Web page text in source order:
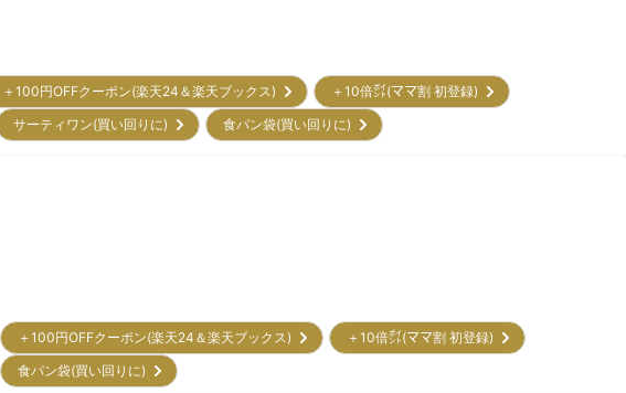
＋100円OFFクーポン(楽天24＆楽天ブックス)
＋10倍㌽(ママ割 初登録)
サーティワン(買い回りに) 食パン袋(買い回りに)
＋100円OFFクーポン(楽天24＆楽天ブックス)
＋10倍㌽(ママ割 初登録)
食パン袋(買い回りに)